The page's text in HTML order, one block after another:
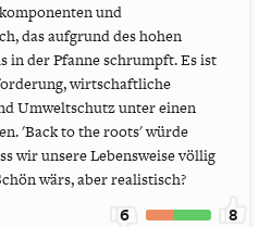
und
das aufgrund des hohen
in der Pfanne schrumpft. Es ist
wirtschaftliche
Umweltschutz unter einen
'Back to the roots' würde
wir unsere Lebensweise völlig
wärs, aber realistisch?
6 8